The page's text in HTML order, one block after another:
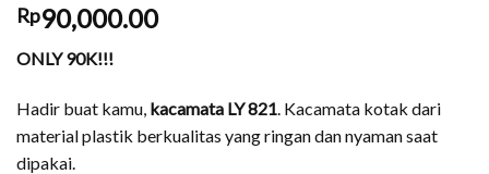
Rp90,000.00
ONLY 90K!!!
Hadir buat kamu, kacamata LY 821 . Kacamata kotak dari
material plastik berkualitas yang ringan dan nyaman saat
dipakai.